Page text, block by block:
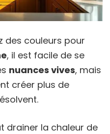
des couleurs pour
, il est facile de se
nuances vives, mais
créer plus de
drainer la chaleur de